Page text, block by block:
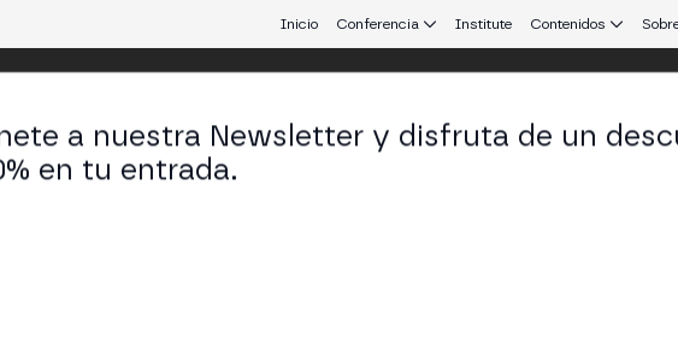
Inicio Conferencia Institute Contenidos
Madrid 25
y Web3 que conecta Europa y Latinoamérica.
a nuestra Newsletter y disfruta de un
en tu entrada.